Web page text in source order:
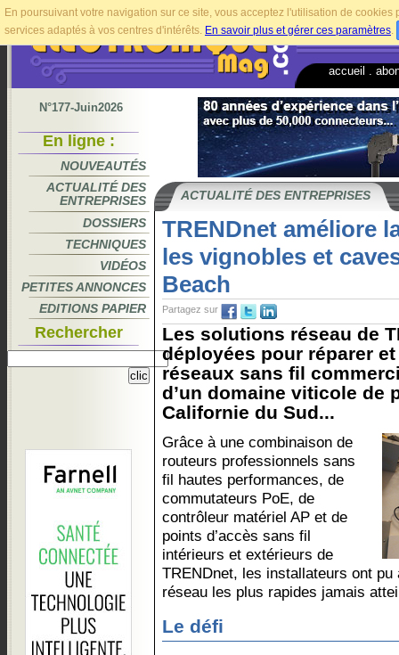
En poursuivant votre navigation sur ce site, vous acceptez l'utilisation de
services adaptés à vos centres d'intérêts. En savoir plus et gérer ces paramètres.
accueil
N°177-Juin2026
En ligne :
NOUVEAUTÉS
ACTUALITÉ DES
ENTREPRISES
DOSSIERS
TECHNIQUES
VIDÉOS
PETITES ANNONCES
EDITIONS PAPIER
Rechercher
ACTUALITÉ DES ENTREPRISES
TRENDnet améliore
les vignobles et
Beach
Partagez sur
Les solutions réseau de
déployées pour réparer
réseaux sans fil
d’un domaine viticole de
Californie du Sud...
Grâce à une combinaison de
routeurs professionnels sans
fil hautes performances, de
commutateurs PoE, de
contrôleur matériel AP et de
points d’accès sans fil
intérieurs et extérieurs de
TRENDnet, les installateurs ont
réseau les plus rapides jamais
Le défi